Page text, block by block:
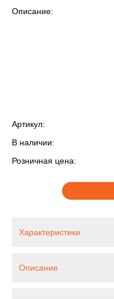
Описание:
Артикул:
В наличии:
Розничная цена:
Характеристики
Описание